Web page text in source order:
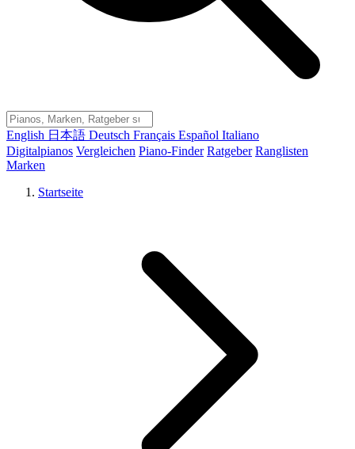
English 日本語 Deutsch Français Español Italiano
Digitalpianos Vergleichen Piano-Finder Ratgeber Ranglisten
Marken
Startseite